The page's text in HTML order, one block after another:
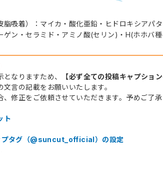
吸着）：マイカ・酸化亜鉛・ヒドロキシアパ
ン・セラミド・アミノ酸(セリン)・H(ホホバ種
なりますため、
【必ず全ての投稿キャプショ
文言の記載をお願いいたします。
修正をご依頼させていただきます。予めご了承
ト
プタグ（@suncut_official）の設定